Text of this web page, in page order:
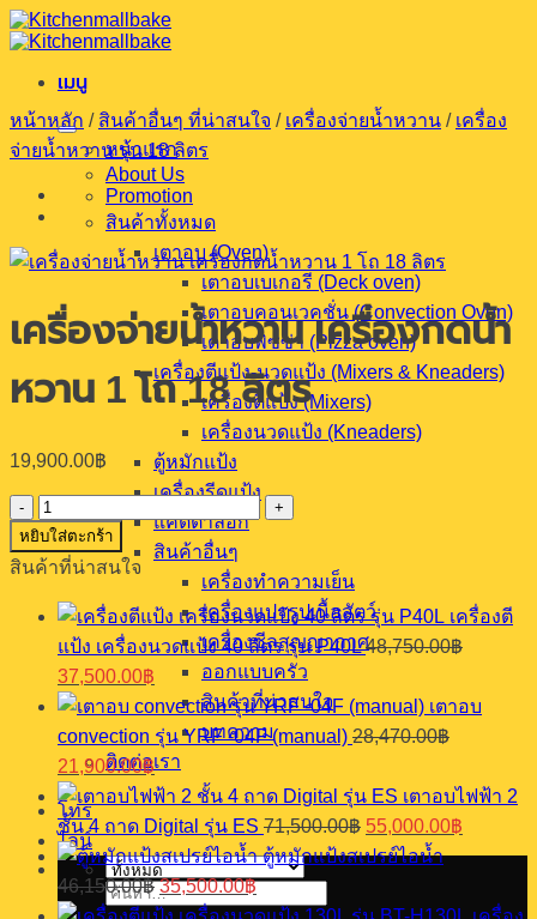
ข้าม
ไป
เนื้อหา
เมนู
หน้าแรก
About Us
Promotion
สินค้าทั้งหมด
เตาอบ (Oven)
เตาอบเบเกอรี (Deck oven)
เตาอบคอนเวคชั่น (Convection Oven)
เตาอบพิซซ่า (Pizza oven)
เครื่องตีแป้ง-นวดแป้ง (Mixers & Kneaders)
เครื่องตีแป้ง (Mixers)
เครื่องนวดแป้ง (Kneaders)
ตู้หมักแป้ง
เครื่องรีดแป้ง
แคตตาล็อก
สินค้าอื่นๆ
เครื่องทำความเย็น
เครื่องแปรรูปเนื้อสัตว์
เครื่องซีลสุญญากาศ
ออกแบบครัว
สินค้าที่น่าสนใจ
บทความ
ติดต่อเรา
โทร
ไลน์
ค้นหา:
หน้าหลัก / สินค้าอื่นๆ ที่น่าสนใจ / เครื่องจ่ายน้ำหวาน / เครื่อง
จ่ายน้ำหวาน รุ่น 18 ลิตร
เครื่องจ่ายน้ำหวาน เครื่องกดน้ำ
หวาน 1 โถ 18 ลิตร
19,900.00฿
จำนวน
เครื่อง
จ่าย
น้ำ
หวาน
เครื่อง
กด
หวาน
โถ
18
ลิตร
ชิ้น
หยิบใส่ตะกร้า
สินค้าที่น่าสนใจ
เครื่องตี
แป้ง เครื่องนวดแป้ง 40 ลิตร รุ่น P40L 48,750.00฿
Original
price
was:
48,750.00฿.
37,500.00฿ Current
price
is:
37,500.00฿.
เตาอบ
convection รุ่น YRF -04F (manual) 28,470.00฿
Original
price
was:
28,470.00฿.
21,900.00฿Current
price
is:
21,900.00฿.
เตาอบไฟฟ้า 2
ชั้น 4 ถาด Digital รุ่น ES 71,500.00฿ Original
price
was:
55,000.00฿
price
ตู้หมักแป้งสเปรย์ไอน้ำ
46,150.00฿Original
price
35,500.00฿Current
price